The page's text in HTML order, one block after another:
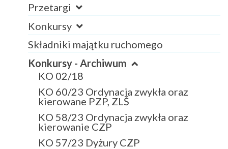
Przetargi
Konkursy
Składniki majątku ruchomego
Konkursy - Archiwum
KO 02/18
KO 60/23 Ordynacja zwykła oraz
kierowane PZP, ZLŚ
KO 58/23 Ordynacja zwykła oraz
kierowanie CZP
KO 57/23 Dyżury CZP